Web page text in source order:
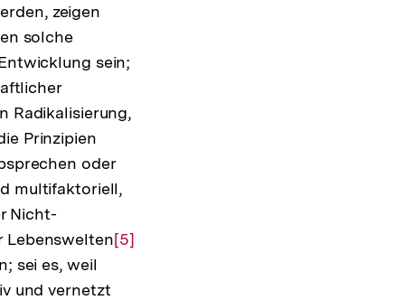
zeigen
solche
sein;
Radikalisierung,
Prinzipien
oder
multifaktoriell,
Nicht-
LebensweltenZur
[5]
sei es, weil
und vernetzt